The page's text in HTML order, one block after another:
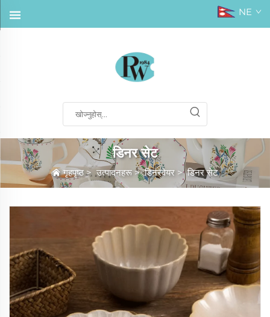
NE
डिनर सेट
गृहपृष्ठ>उत्पादनहरू >डिनरवेयर >डिनर सेट